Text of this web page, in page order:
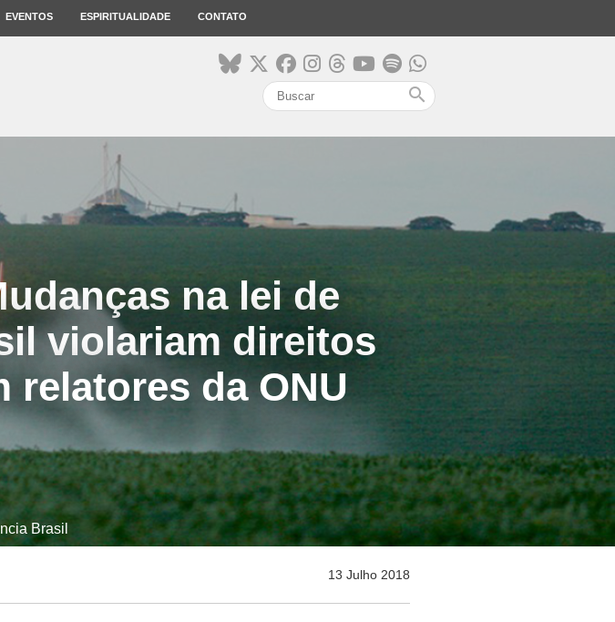
EVENTOS ESPIRITUALIDADE CONTATO
search
na lei de
violariam direitos
relatores da ONU
Brasil
13 Julho 2018